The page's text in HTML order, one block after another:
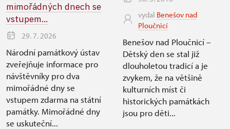
mimořádných dnech se
vstupem...
29. 7. 2026
Národní památkový ústav
zveřejňuje informace pro
návštěvníky pro dva
mimořádné dny se
vstupem zdarma na státní
památky. Mimořádné dny
se uskuteční...
vydal Benešov nad
Ploučnicí
Benešov nad Ploučnicí –
Dětský den se stal již
dlouholetou tradicí a je
zvykem, že na většině
kulturních míst či
historických památkách
jsou pro děti...